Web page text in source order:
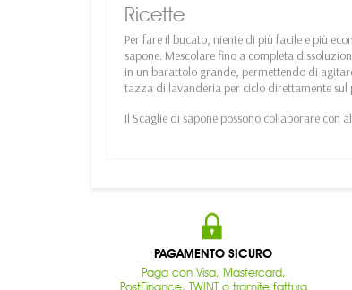
Ricette
Per fare il bucato, niente di più facile e più
sapone. Mescolare fino a completa
in un barattolo grande, permettendo di
tazza di lavanderia per ciclo direttamente sul
Il Scaglie di sapone possono collaborare
PAGAMENTO SICURO
Paga con Visa, Mastercard,
PostFinance, TWINT o tramite fattura